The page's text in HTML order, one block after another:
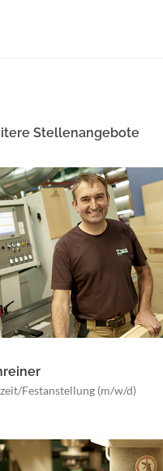
Stellenangebote
Festanstellung (m/w/d)